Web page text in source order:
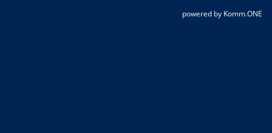
powered by Komm.ONE